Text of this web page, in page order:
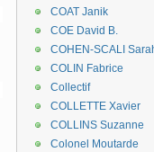
COAT Janik
COE David B.
COHEN-SCALI
COLIN Fabrice
Collectif
COLLETTE Xavier
COLLINS Suzanne
Colonel Moutarde